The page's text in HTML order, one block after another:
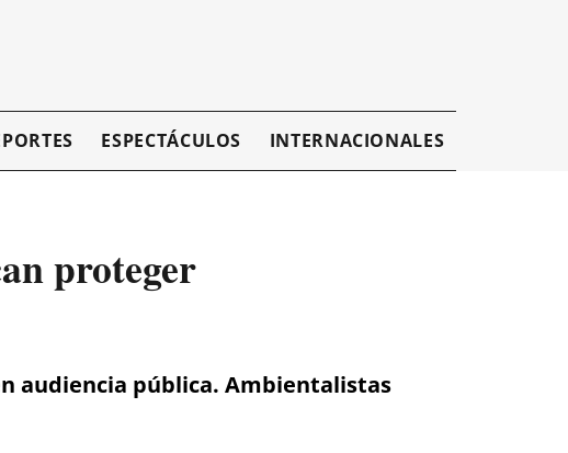
ESPECTÁCULOS INTERNACIONALES
proteger
audiencia pública. Ambientalistas